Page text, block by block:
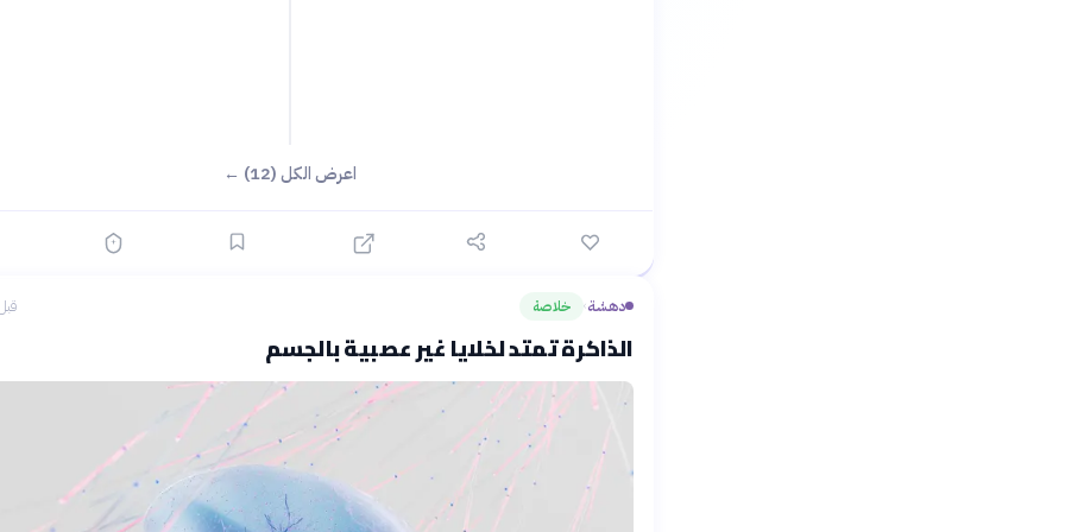
اعرض الكل (12) ←
دهشة› خلاصة قبل 13
الذاكرة تمتد لخلايا غير عصبية بالجسم